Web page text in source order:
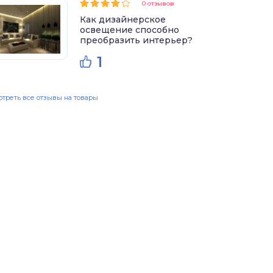
0 отзывов
Как дизайнерское
освещение способно
преобразить интерьер?
1
все отзывы на товары